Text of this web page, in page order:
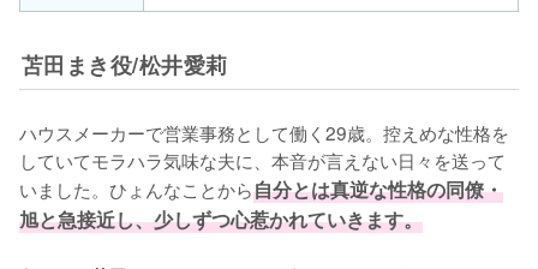
苫田まき役/松井愛莉
ハウスメーカーで営業事務として働く29歳。控えめな性格を
していてモラハラ気味な夫に、本音が言えない日々を送って
いました。ひょんなことから自分とは真逆な性格の同僚・
旭と急接近し、少しずつ心惹かれていきます。